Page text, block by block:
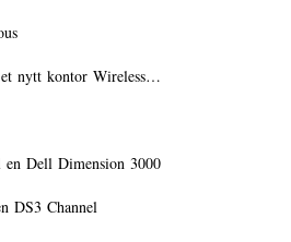
nytt kontor Wireless…
Dell Dimension 3000
DS3 Channel